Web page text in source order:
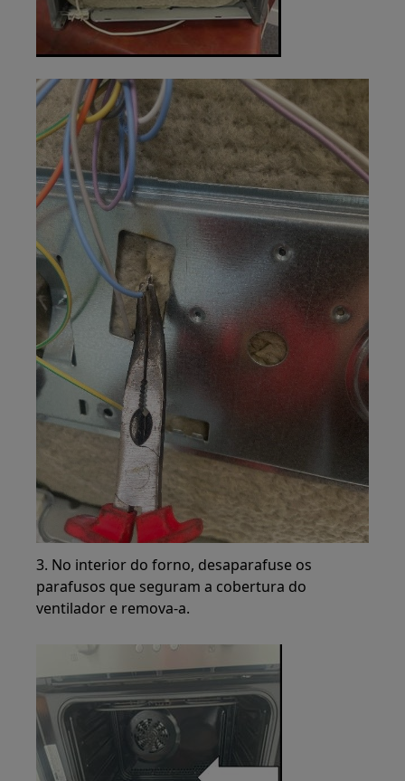
3. No interior do forno, desaparafuse os
parafusos que seguram a cobertura do
ventilador e remova-a.